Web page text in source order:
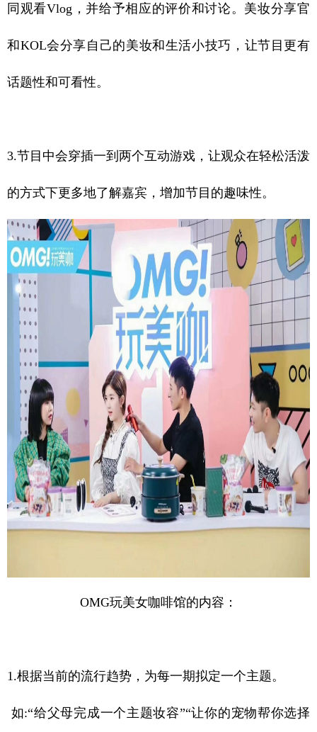
同观看Vlog，并给予相应的评价和讨论。美妆分享官
和KOL会分享自己的美妆和生活小技巧，让节目更有
话题性和可看性。
3.节目中会穿插一到两个互动游戏，让观众在轻松活泼
的方式下更多地了解嘉宾，增加节目的趣味性。
OMG玩美女咖啡馆的内容：
1.根据当前的流行趋势，为每一期拟定一个主题。
如:“给父母完成一个主题妆容”“让你的宠物帮你选择